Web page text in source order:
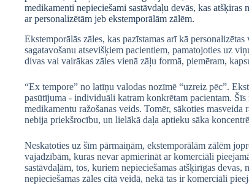
medikamenti nepieciešami sastāvdaļu devās, kas
ar personalizētām jeb ekstemporālām zālēm.
Ekstemporālās zāles, kas pazīstamas arī kā
sagatavošanu atsevišķiem pacientiem, pamatojoties uz
divas vai vairākas zāles vienā zāļu formā, piemēram,
“Ex tempore” no latīņu valodas nozīmē “uzreiz pēc”.
pasūtījuma - individuāli katram konkrētam pacientam.
medikamentu ražošanas veids. Tomēr, sākoties
nebija priekšrocību, un lielākā daļa aptieku sāka
Neskatoties uz šīm pārmaiņām, ekstemporālām zālēm
vajadzībām, kuras nevar apmierināt ar komerciāli
sastāvdaļām, tos, kuriem nepieciešamas atšķirīgas
nepieciešamas zāles citā veidā, nekā tas ir komerciāli